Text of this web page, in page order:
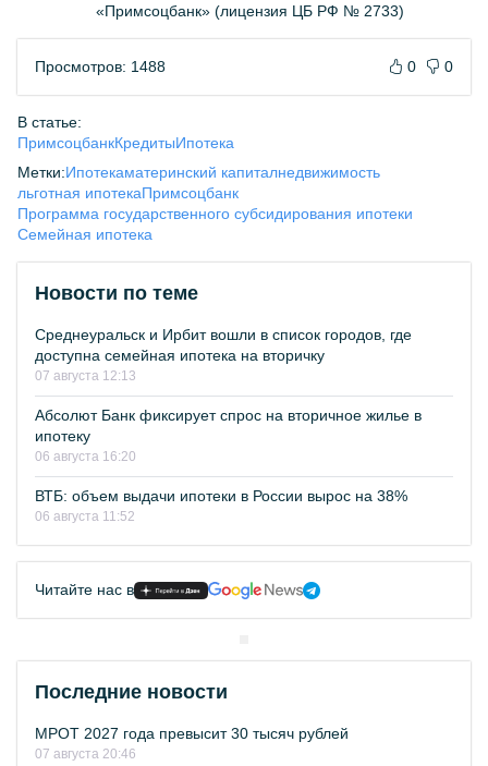
«Примсоцбанк» (лицензия ЦБ РФ № 2733)
Просмотров: 1488 0 0
В статье:
ПримсоцбанкКредитыИпотека
Метки:Ипотекаматеринский капиталнедвижимость
льготная ипотекаПримсоцбанк
Программа государственного субсидирования ипотеки
Семейная ипотека
Новости по теме
Среднеуральск и Ирбит вошли в список городов, где
доступна семейная ипотека на вторичку
07 августа 12:13
Абсолют Банк фиксирует спрос на вторичное жилье в
ипотеку
06 августа 16:20
ВТБ: объем выдачи ипотеки в России вырос на 38%
06 августа 11:52
Читайте нас в
Последние новости
МРОТ 2027 года превысит 30 тысяч рублей
07 августа 20:46